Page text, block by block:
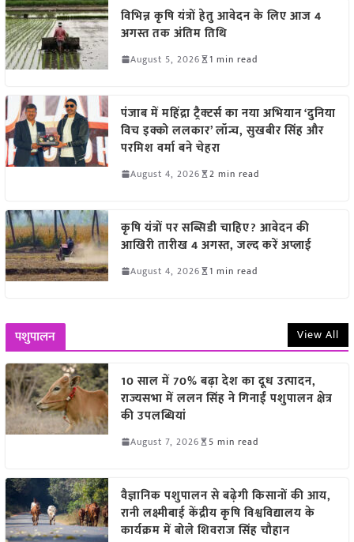
विभिन्न कृषि यंत्रों हेतु आवेदन के लिए आज 4
अगस्त तक अंतिम तिथि
August 5, 2026 1 min read
पंजाब में महिंद्रा ट्रैक्टर्स का नया अभियान ‘दुनिया
विच इक्को ललकार’ लॉन्च, सुखबीर सिंह और
परमिश वर्मा बने चेहरा
August 4, 2026 2 min read
कृषि यंत्रों पर सब्सिडी चाहिए? आवेदन की
आखिरी तारीख 4 अगस्त, जल्द करें अप्लाई
August 4, 2026 1 min read
पशुपालन View All
10 साल में 70% बढ़ा देश का दूध उत्पादन,
राज्यसभा में ललन सिंह ने गिनाईं पशुपालन क्षेत्र
की उपलब्धियां
August 7, 2026 5 min read
वैज्ञानिक पशुपालन से बढ़ेगी किसानों की आय,
रानी लक्ष्मीबाई केंद्रीय कृषि विश्वविद्यालय के
कार्यक्रम में बोले शिवराज सिंह चौहान